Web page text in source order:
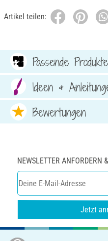
Artikel teilen:
Passende Produkte
Ideen &
Bewertungen
NEWSLETTER ANFORDERN
Jetzt